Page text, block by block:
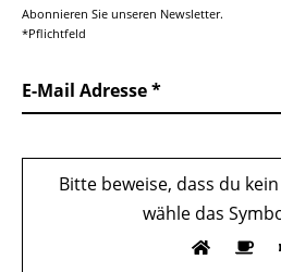
Abonnieren Sie unseren Newsletter.
*Pflichtfeld
E-Mail Adresse
Bitte beweise, dass du
wähle das